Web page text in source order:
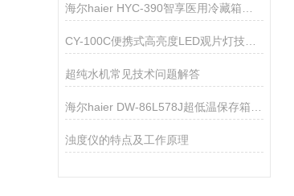
CY-100C便携式高亮度LED观片灯技术资料
超纯水机常见技术问题解答
浊度仪的特点及工作原理